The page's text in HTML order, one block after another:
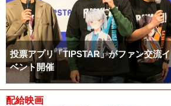
投票アプリ「TIPSTAR」がファン交流イ
ベント開催
配給映画